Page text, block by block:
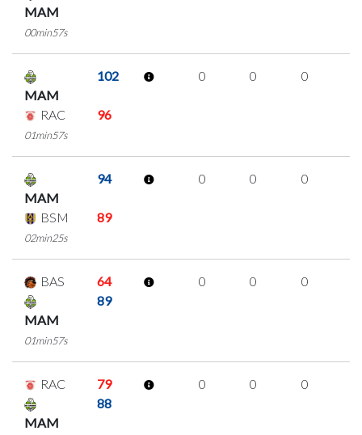
MAM
00min57s
MAM
102
RAC 96
01min57s
0 0 0
MAM
94
BSM 89
02min25s
0 0 0
BAS 64
MAM
89
01min57s
0 0 0
RAC 79
MAM
88
0 0 0